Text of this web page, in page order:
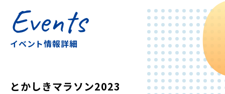
Events
イベント情報詳細
とかしきマラソン2023